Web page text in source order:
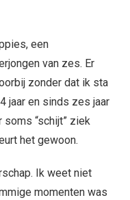
een
van zes. Er
zonder dat ik sta
jaar en sinds zes jaar
“schijt” ziek
het gewoon.
Ik weet niet
momenten was